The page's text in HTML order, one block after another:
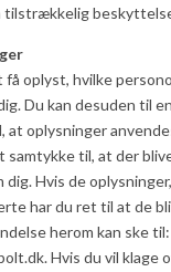
tilstrækkelig
oplyst, hvilke
Du kan desuden til
at oplysninger
samtykke til, at der
dig. Hvis de
har du ret til at de
herom kan ske til:
Hvis du vil klage